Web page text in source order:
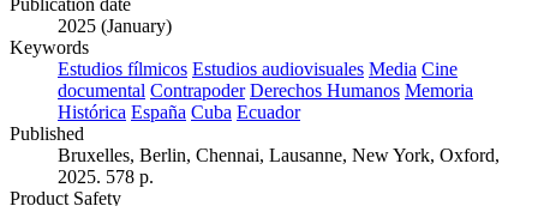
2025 (January)
Keywords
Estudios fílmicos Estudios audiovisuales Media Cine
documental Contrapoder Derechos Humanos Memoria
Histórica España Cuba Ecuador
Published
Bruxelles, Berlin, Chennai, Lausanne, New York, Oxford,
2025. 578 p.
Product Safety